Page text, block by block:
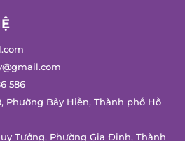
586
Phường Bảy Hiền, Thành phố Hồ
Tưởng, Phường Gia Định, Thành